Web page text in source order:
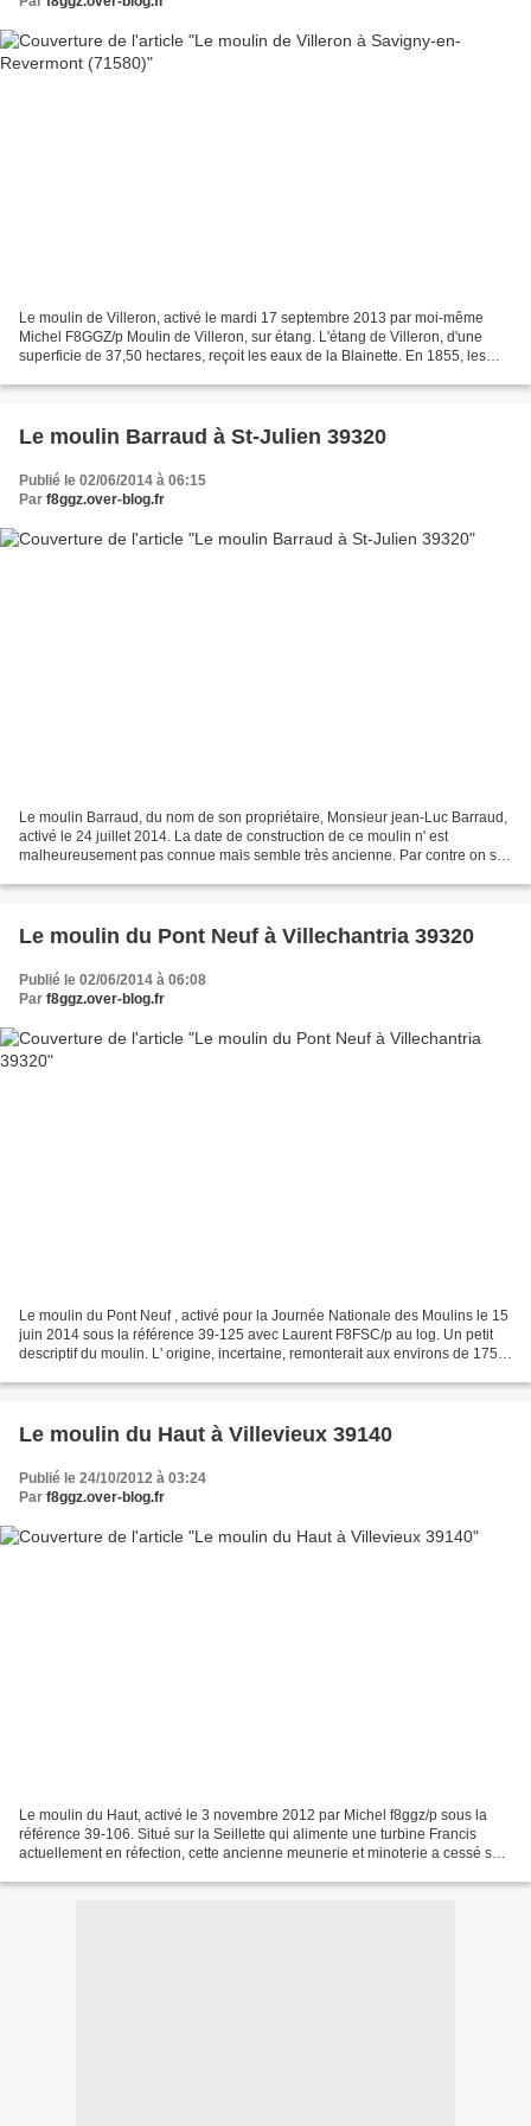
Le moulin de Villeron, activé le mardi 17 septembre 2013 par moi-même
Michel F8GGZ/p Moulin de Villeron, sur étang. L'étang de Villeron, d'une
superficie de 37,50 hectares, reçoit les eaux de la Blainette. En 1855, les
Le moulin Barraud à St-Julien 39320
Publié le 02/06/2014 à 06:15
Par f8ggz.over-blog.fr
Le moulin Barraud, du nom de son propriétaire, Monsieur jean-Luc Barraud,
activé le 24 juillet 2014. La date de construction de ce moulin n' est
malheureusement pas connue mais semble très ancienne. Par contre on sait
Le moulin du Pont Neuf à Villechantria 39320
Publié le 02/06/2014 à 06:08
Par f8ggz.over-blog.fr
Le moulin du Pont Neuf , activé pour la Journée Nationale des Moulins le 15
juin 2014 sous la référence 39-125 avec Laurent F8FSC/p au log. Un petit
descriptif du moulin. L' origine, incertaine, remonterait aux environs de 1750
Le moulin du Haut à Villevieux 39140
Publié le 24/10/2012 à 03:24
Par f8ggz.over-blog.fr
Le moulin du Haut, activé le 3 novembre 2012 par Michel f8ggz/p sous la
référence 39-106. Situé sur la Seillette qui alimente une turbine Francis
actuellement en réfection, cette ancienne meunerie et minoterie a cessé ses